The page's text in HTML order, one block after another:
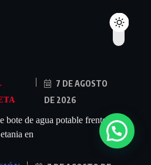
7 DE AGOSTO
DE 2026
bote de agua potable frente
en